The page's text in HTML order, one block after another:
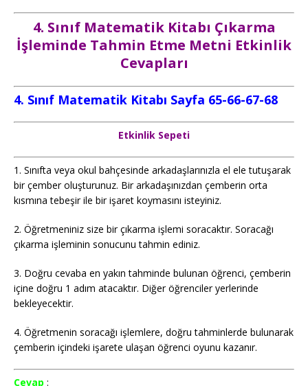
4. Sınıf Matematik Kitabı Çıkarma
İşleminde Tahmin Etme Metni Etkinlik
Cevapları
4. Sınıf Matematik Kitabı Sayfa 65-66-67-68
Etkinlik Sepeti
1. Sınıfta veya okul bahçesinde arkadaşlarınızla el ele tutuşarak
bir çember oluşturunuz. Bir arkadaşınızdan çemberin orta
kısmına tebeşir ile bir işaret koymasını isteyiniz.
2. Öğretmeniniz size bir çıkarma işlemi soracaktır. Soracağı
çıkarma işleminin sonucunu tahmin ediniz.
3. Doğru cevaba en yakın tahminde bulunan öğrenci, çemberin
içine doğru 1 adım atacaktır. Diğer öğrenciler yerlerinde
bekleyecektir.
4. Öğretmenin soracağı işlemlere, doğru tahminlerde bulunarak
çemberin içindeki işarete ulaşan öğrenci oyunu kazanır.
Cevap :